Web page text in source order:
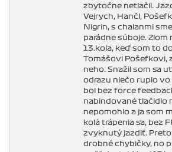
zbytočne netlačil.
Vejrych, Hančl,
Nigrin, s chalanmi
parádne súboje. Zlom
13.kola, keď som to
Tomášovi Pošefkovi,
neho. Snažil som sa
odrazu niečo ruplo vo
bol bez force
nabindované tlačidlo
nepomohlo a ja som
kolá trápenia sa, bez
zvyknutý jazdiť.
drobné chybičky, no